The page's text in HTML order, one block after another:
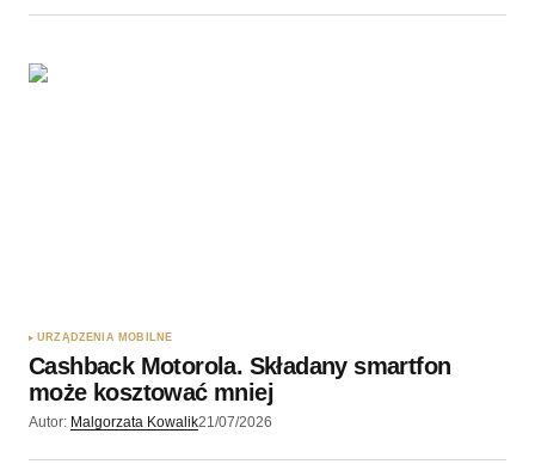
URZĄDZENIA MOBILNE
Cashback Motorola. Składany smartfon
może kosztować mniej
Autor: Malgorzata Kowalik21/07/2026